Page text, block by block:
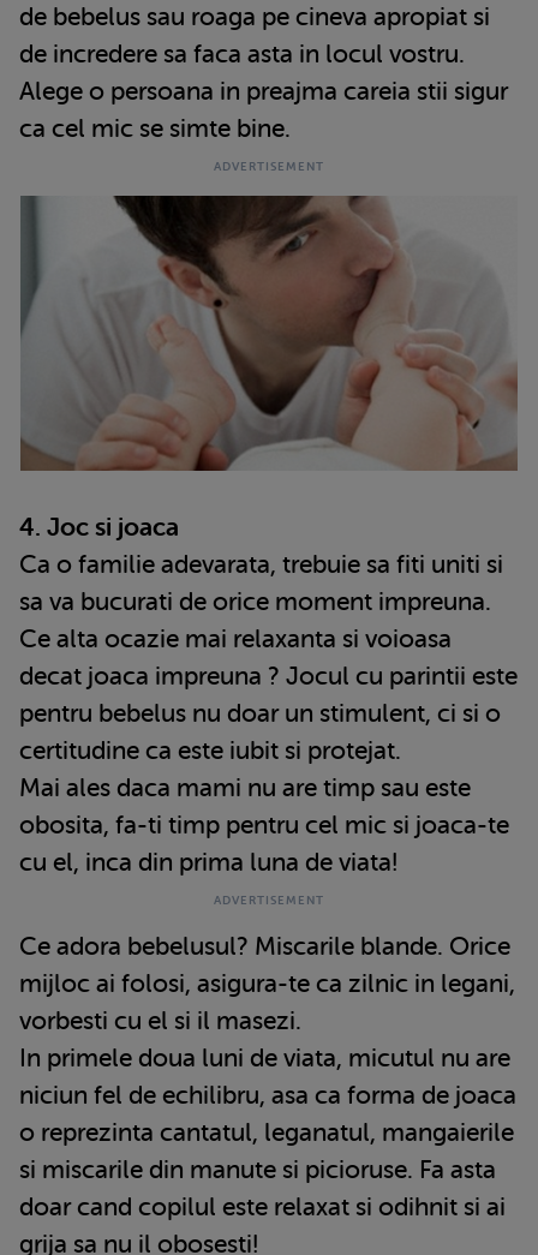
de bebelus sau roaga pe cineva apropiat si
de incredere sa faca asta in locul vostru.
Alege o persoana in preajma careia stii sigur
ca cel mic se simte bine.
4. Joc si joaca
Ca o familie adevarata, trebuie sa fiti uniti si
sa va bucurati de orice moment impreuna.
Ce alta ocazie mai relaxanta si voioasa
decat joaca impreuna ? Jocul cu parintii este
pentru bebelus nu doar un stimulent, ci si o
certitudine ca este iubit si protejat.
Mai ales daca mami nu are timp sau este
obosita, fa-ti timp pentru cel mic si joaca-te
cu el, inca din prima luna de viata!
Ce adora bebelusul? Miscarile blande. Orice
mijloc ai folosi, asigura-te ca zilnic in legani,
vorbesti cu el si il masezi.
In primele doua luni de viata, micutul nu are
niciun fel de echilibru, asa ca forma de joaca
o reprezinta cantatul, leganatul, mangaierile
si miscarile din manute si picioruse. Fa asta
doar cand copilul este relaxat si odihnit si ai
grija sa nu il obosesti!